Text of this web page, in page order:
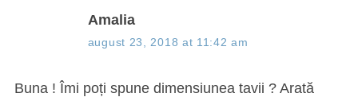
s
a
s
Amalia
august 23, 2018 at 11:42 am
Buna ! Îmi poți spune dimensiunea tavii ? Arată